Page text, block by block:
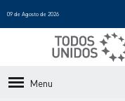
09 de Agosto de 2026
Menu